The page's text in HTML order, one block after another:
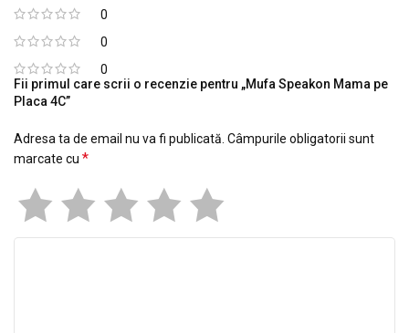
0
0
0
Fii primul care scrii o recenzie pentru „Mufa Speakon Mama pe
Placa 4C”
Adresa ta de email nu va fi publicată. Câmpurile obligatorii sunt
marcate cu *